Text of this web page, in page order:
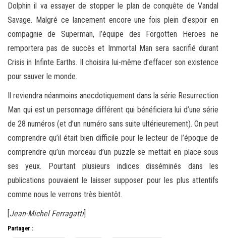
Dolphin il va essayer de stopper le plan de conquête de Vandal
Savage. Malgré ce lancement encore une fois plein d’espoir en
compagnie de Superman, l’équipe des Forgotten Heroes ne
remportera pas de succès et Immortal Man sera sacrifié durant
Crisis in Infinte Earths. Il choisira lui-même d’effacer son existence
pour sauver le monde.
Il reviendra néanmoins anecdotiquement dans la série Resurrection
Man qui est un personnage différent qui bénéficiera lui d’une série
de 28 numéros (et d’un numéro sans suite ultérieurement). On peut
comprendre qu’il était bien difficile pour le lecteur de l’époque de
comprendre qu’un morceau d’un puzzle se mettait en place sous
ses yeux. Pourtant plusieurs indices disséminés dans les
publications pouvaient le laisser supposer pour les plus attentifs
comme nous le verrons très bientôt.
[Jean-Michel Ferragatti]
Partager :